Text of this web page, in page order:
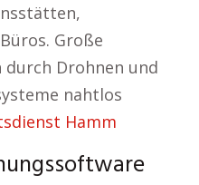
Große
durch Drohnen und
nahtlos
Hamm